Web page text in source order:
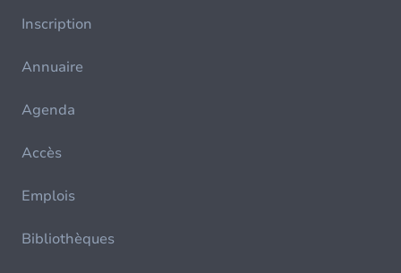
Inscription
Annuaire
Agenda
Accès
Emplois
Bibliothèques